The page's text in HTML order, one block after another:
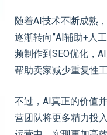
随着AI技术不断成熟
逐渐转向”AI辅助+人
频制作到SEO优化，
帮助卖家减少重复性
不过，AI真正的价值
营团队将更多精力投